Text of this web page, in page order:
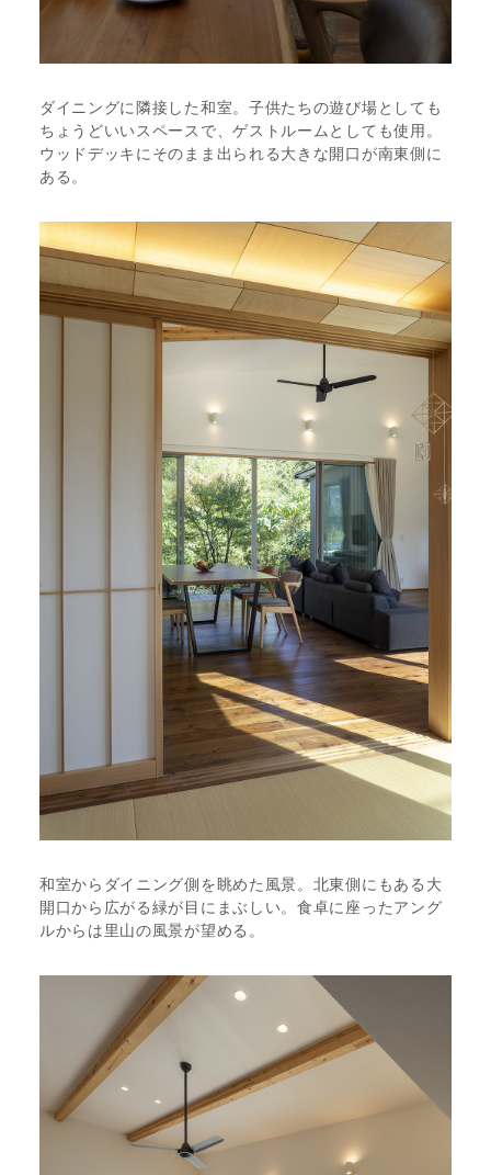
ダイニングに隣接した和室。子供たちの遊び場としても
ちょうどいいスペースで、ゲストルームとしても使用。
ウッドデッキにそのまま出られる大きな開口が南東側に
ある。
和室からダイニング側を眺めた風景。北東側にもある大
開口から広がる緑が目にまぶしい。食卓に座ったアング
ルからは里山の風景が望める。